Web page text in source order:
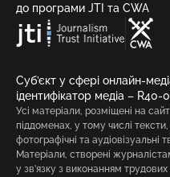
до програми JTI та CWA
Суб’єкт у сфері онлайн-
ідентифікатор медіа – R40-
Усі матеріали, розміщені на
піддоменах, у тому числі тексти,
фотографічні та аудіовізуальні
Матеріали, створені
у зв’язку з виконанням